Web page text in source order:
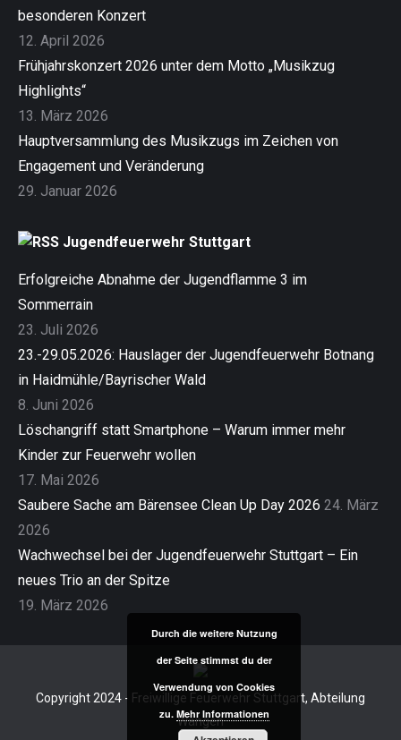
besonderen Konzert
12. April 2026
Frühjahrskonzert 2026 unter dem Motto „Musikzug
Highlights“
13. März 2026
Hauptversammlung des Musikzugs im Zeichen von
Engagement und Veränderung
29. Januar 2026
Jugendfeuerwehr Stuttgart
Erfolgreiche Abnahme der Jugendflamme 3 im
Sommerrain
23. Juli 2026
23.-29.05.2026: Hauslager der Jugendfeuerwehr Botnang
in Haidmühle/Bayrischer Wald
8. Juni 2026
Löschangriff statt Smartphone – Warum immer mehr
Kinder zur Feuerwehr wollen
17. Mai 2026
Saubere Sache am Bärensee Clean Up Day 2026 24. März
2026
Wachwechsel bei der Jugendfeuerwehr Stuttgart – Ein
neues Trio an der Spitze
19. März 2026
Copyright 2024 - Freiwillige Feuerwehr Stuttgart, Abteilung
Wangen
Durch die weitere Nutzung
der Seite stimmst du der
Verwendung von Cookies
zu. Mehr Informationen